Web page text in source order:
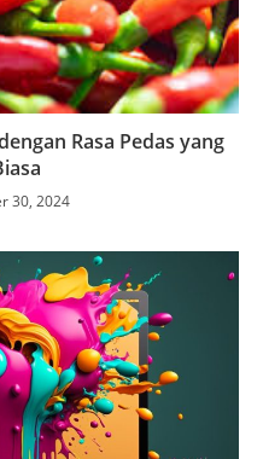
Rasa Pedas yang
30, 2024